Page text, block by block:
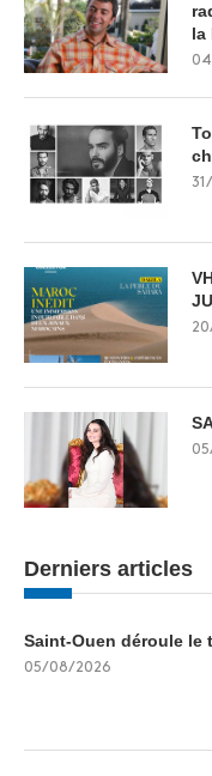
la
Derniers articles
Saint-Ouen déroule le
05/08/2026